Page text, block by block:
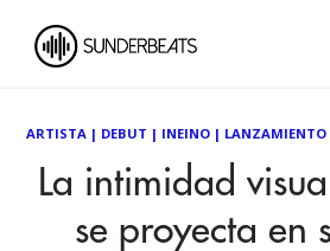
ARTISTA | DEBUT | INEINO | LANZAMIENTO
La intimidad
se proyecta en